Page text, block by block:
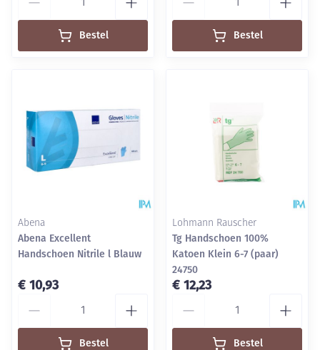
Bestel Bestel
Abena
Abena Excellent
Handschoen Nitrile l Blauw
€ 10,93
Bestel
Lohmann Rauscher
Tg Handschoen 100%
Katoen Klein 6-7 (paar)
24750
€ 12,23
Bestel